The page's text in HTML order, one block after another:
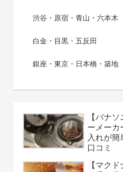
渋谷・原宿・青山・六本木
白金・目黒・五反田
銀座・東京・日本橋・築地
【パナ
ーメー
入れが
口コミ
【マク